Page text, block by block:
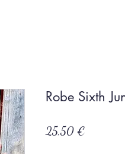
Robe Sixth
25,50 €